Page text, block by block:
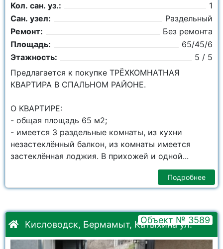
Кол. сан. уз.:
1
Сан. узел:
Раздельный
Ремонт:
Без ремонта
Площадь:
65/45/6
Этажность:
5 / 5
Предлагается к покупке ТРЁХКОМНАТНАЯ
КВАРТИРА В СПАЛЬНОМ РАЙОНЕ.
О КBAPTИPE:
- общая площадь 65 м2;
- имеется 3 раздельные комнаты, из кухни
незастеклённый балкон, из комнаты имеется
застеклённая лоджия. В прихожей и одной...
Подробнее
Кисловодск, Бермамыт, Катыхина ул.
Объект № 3589